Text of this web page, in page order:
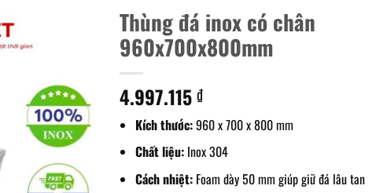
Thùng đá inox có chân
960x700x800mm
4.997.115 ₫
Kích thước:960 x 700 x 800 mm
Chất liệu: Inox 304
Cách nhiệt: Foam dày 50 mm giúp giữ đá lâu tan